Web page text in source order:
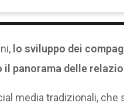
lo sviluppo dei
panorama delle
media tradizionali,